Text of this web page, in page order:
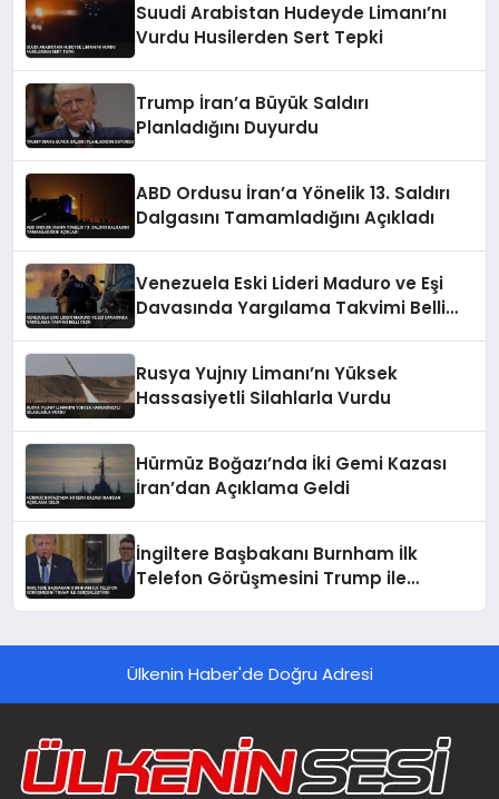
Suudi Arabistan Hudeyde Limanı’nı
Vurdu Husilerden Sert Tepki
Trump İran’a Büyük Saldırı
Planladığını Duyurdu
ABD Ordusu İran’a Yönelik 13. Saldırı
Dalgasını Tamamladığını Açıkladı
Venezuela Eski Lideri Maduro ve Eşi
Davasında Yargılama Takvimi Belli
Rusya Yujnıy Limanı’nı Yüksek
Hassasiyetli Silahlarla Vurdu
Hürmüz Boğazı’nda İki Gemi Kazası
İran’dan Açıklama Geldi
İngiltere Başbakanı Burnham İlk
Telefon Görüşmesini Trump ile
Ülkenin Haber'de Doğru Adresi